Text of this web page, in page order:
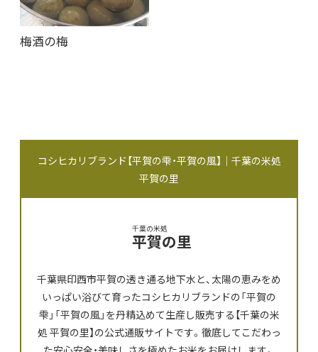
梅酒の梅
コシヒカリブランド【平賀の雫・平賀の風】｜千葉の米処
平賀の里
千葉の米処
平賀の里
千葉県印西市平賀の透き通る地下水と、太陽の恵みをめ
いっぱい浴びて育ったコシヒカリブランドの「平賀の
雫」「平賀の風」を丹精込めて生産し販売する【千葉の米
処 平賀の里】の公式通販サイトです。徹底してこだわっ